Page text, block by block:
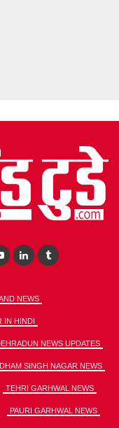
NEWS
IN HINDI
NEWS UPDATES
SINGH NAGAR NEWS
TEHRI GARHWAL NEWS
PAURI GARHWAL NEWS